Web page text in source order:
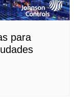
para